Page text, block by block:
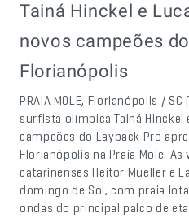
Tainá Hinckel e
novos campeões
Florianópolis
PRAIA MOLE, Florianópolis /
surfista olímpica Tainá Hinckel
campeões do Layback Pro
Florianópolis na Praia Mole.
catarinenses Heitor Mueller e
domingo de Sol, com praia
ondas do principal palco de